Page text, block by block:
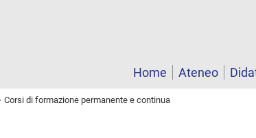
Home
Ateneo
Corsi di formazione permanente e continua